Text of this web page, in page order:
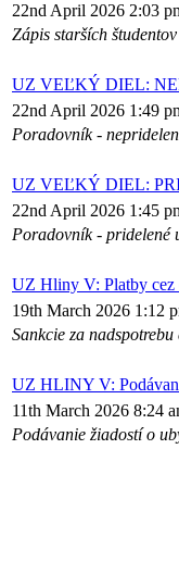
22nd April 2026 2:03
Zápis starších
UZ VEĽKÝ DIEL:
22nd April 2026 1:49
Poradovník -
UZ VEĽKÝ DIEL:
22nd April 2026 1:45
Poradovník - pridelené
UZ Hliny V: Platby
19th March 2026 1:12
Sankcie za
UZ HLINY V:
11th March 2026 8:24
Podávanie žiadostí o